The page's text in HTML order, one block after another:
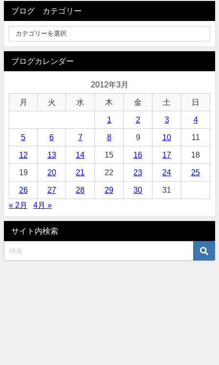
ブログ カテゴリー
ブログカレンダー
2012年3月
月 火 水 木 金 土 日
1 2 3 4
5 6 7 8 9 10 11
12 13 14 15 16 17 18
19 20 21 22 23 24 25
26 27 28 29 30
31
« 2月
4月 »
サイト内検索